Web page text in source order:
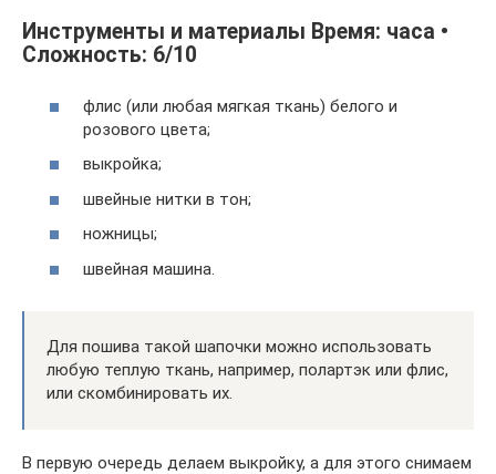
Инструменты и материалы Время: часа •
Сложность: 6/10
флис (или любая мягкая ткань) белого и
розового цвета;
выкройка;
швейные нитки в тон;
ножницы;
швейная машина.
Для пошива такой шапочки можно использовать
любую теплую ткань, например, полартэк или флис,
или скомбинировать их.
В первую очередь делаем выкройку, а для этого снимаем